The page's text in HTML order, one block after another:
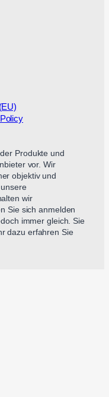
Produkte und
vor. Wir
objektiv und
wir
Sie sich anmelden
immer gleich. Sie
dazu erfahren Sie